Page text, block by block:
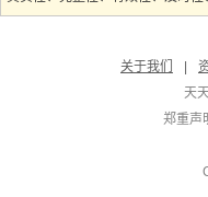
关于我们
天
郑重声